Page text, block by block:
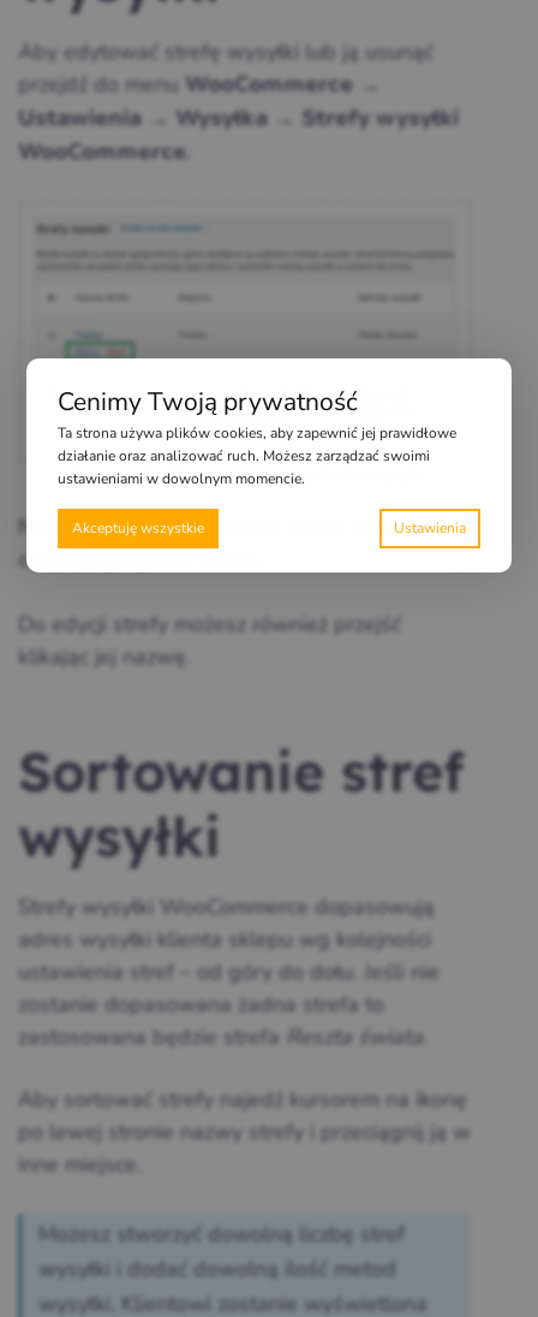
Aby edytować strefę wysyłki lub ją usunąć
przejdź do menu
WooCommerce
Ustawienia Wysyłka
Strefy wysyłki
WooCommerce
Wysyłka WooCommerce – edycja Strefy wysyłki
Najedź kursorem na nazwę strefy, pojawi się
opcja
Do edycji strefy możesz również przejść
klikając jej nazwę.
Sortowanie stref
wysyłki
Strefy wysyłki WooCommerce dopasowują
adres wysyłki klienta sklepu wg kolejności
ustawienia stref – od góry do dołu. Jeśli nie
zostanie dopasowana żadna strefa to
zastosowana będzie strefa Reszta świata
Aby sortować strefy najedź kursorem na ikonę
po lewej stronie nazwy strefy i przeciągnij ją w
inne miejsce.
Możesz stworzyć dowolną liczbę stref
wysyłki i dodać dowolną ilość metod
wysyłki. Klientowi zostanie wyświetlona
Cenimy Twoją prywatność
Ta strona używa plików cookies, aby zapewnić jej prawidłowe
działanie oraz analizować ruch. Możesz zarządzać swoimi
ustawieniami w dowolnym momencie.
Akceptuję wszystkie